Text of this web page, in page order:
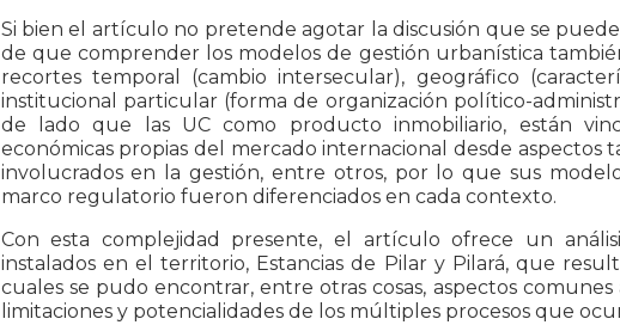
Si bien el artículo no pretende agotar la discusión que se
de que comprender los modelos de gestión urbanística
recortes temporal (cambio intersecular), geográfico
institucional particular (forma de organización político-
de lado que las UC como producto inmobiliario, están
económicas propias del mercado internacional desde aspectos
involucrados en la gestión, entre otros, por lo que sus
marco regulatorio fueron diferenciados en cada contexto.
Con esta complejidad presente, el artículo ofrece un
instalados en el territorio, Estancias de Pilar y Pilará, que
cuales se pudo encontrar, entre otras cosas, aspectos
limitaciones y potencialidades de los múltiples procesos que